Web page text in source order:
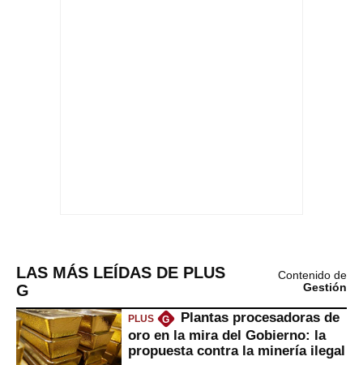
LAS MÁS LEÍDAS DE PLUS
G
Contenido de
Gestión
PLUS G
Plantas procesadoras de
oro en la mira del Gobierno: la
propuesta contra la minería ilegal